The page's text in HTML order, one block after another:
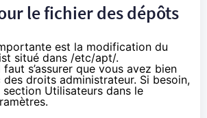
le fichier des dépôts
est la modification du
situé dans /etc/apt/.
s’assurer que vous avez bien
droits administrateur. Si besoin,
Utilisateurs dans le